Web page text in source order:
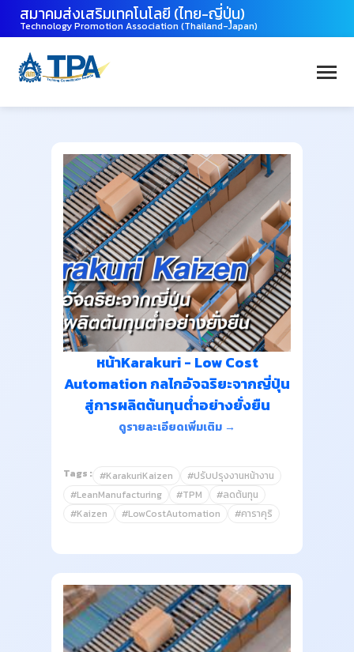
สมาคมส่งเสริมเทคโนโลยี (ไทย-ญี่ปุ่น)
Technology Promotion Association (Thailand-Japan)
หน้าKarakuri - Low Cost
Automation กลไกอัจฉริยะจากญี่ปุ่น
สู่การผลิตต้นทุนต่ำอย่างยั่งยืน
ดูรายละเอียดเพิ่มเติม →
Tags : #KarakuriKaizen
#ปรับปรุงงานหน้างาน
#LeanManufacturing
#TPM
#ลดต้นทุน
#Kaizen
#LowCostAutomation #คาราคุริ